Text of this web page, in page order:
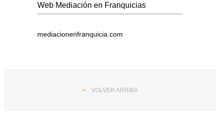
Web Mediación en Franquicias
mediacionenfranquicia.com
VOLVER ARRIBA